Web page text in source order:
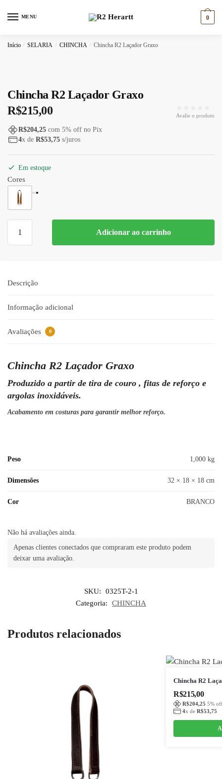
MENU 0
Início / SELARIA / CHINCHA / Chincha R2 Laçador Graxo
Chincha R2 Laçador Graxo
R$215,00 Avalie o produto
R$204,25 com 5% off no Pix
4x de R$53,75 s/juros
Em estoque
Cores
Adicionar ao carrinho
Descrição
Informação adicional
Avaliações 0
Chincha R2 Laçador Graxo
Produzido a partir de tira de couro , fitas de reforço e
argolas inoxidáveis.
Acabamento em costuras para garantir melhor reforço.
Peso 1,000 kg
Dimensões 32 × 18 × 18 cm
Cor BRANCO
Não há avaliações ainda.
Apenas clientes conectados que compraram este produto podem
deixar uma avaliação.
SKU:
0325T-2-1
Categoria:
CHINCHA
Produtos relacionados
Chincha R2
R$215,00
R$204,25 5%
4x de R$53,75